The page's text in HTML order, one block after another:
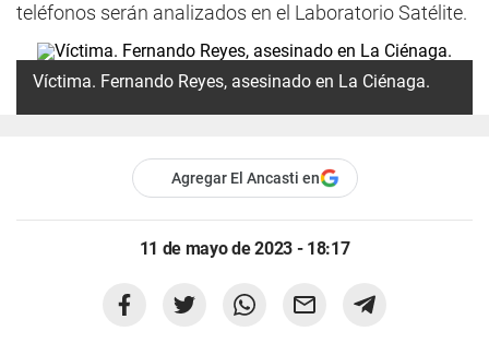
teléfonos serán analizados en el Laboratorio Satélite.
Víctima. Fernando Reyes, asesinado en La Ciénaga.
Agregar El Ancasti en
11 de mayo de 2023 - 18:17